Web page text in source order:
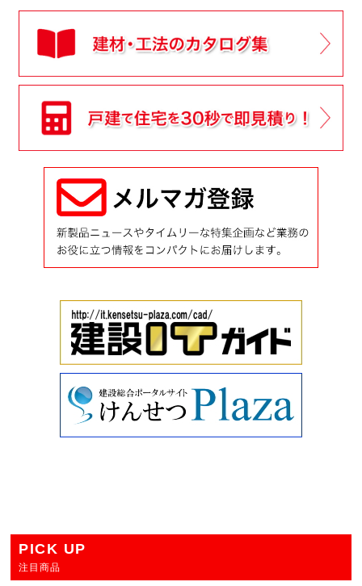
PICK UP
注目商品